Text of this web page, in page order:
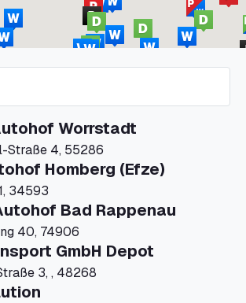
Worrstadt
Straße 4, 55286
Homberg (Efze)
34593
Bad Rappenau
40, 74906
GmbH Depot
Otto-Hahn-Straße 3, , 48268